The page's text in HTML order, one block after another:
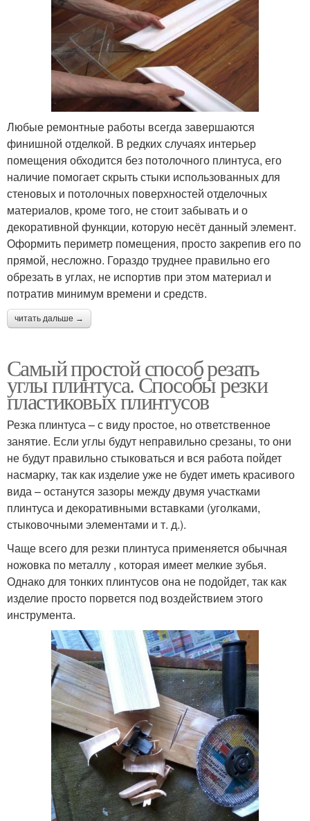
Любые ремонтные работы всегда завершаются
финишной отделкой. В редких случаях интерьер
помещения обходится без потолочного плинтуса, его
наличие помогает скрыть стыки использованных для
стеновых и потолочных поверхностей отделочных
материалов, кроме того, не стоит забывать и о
декоративной функции, которую несёт данный элемент.
Оформить периметр помещения, просто закрепив его по
прямой, несложно. Гораздо труднее правильно его
обрезать в углах, не испортив при этом материал и
потратив минимум времени и средств.
читать дальше →
Самый простой способ резать
углы плинтуса. Способы резки
пластиковых плинтусов
Резка плинтуса – с виду простое, но ответственное
занятие. Если углы будут неправильно срезаны, то они
не будут правильно стыковаться и вся работа пойдет
насмарку, так как изделие уже не будет иметь красивого
вида – останутся зазоры между двумя участками
плинтуса и декоративными вставками (уголками,
стыковочными элементами и т. д.).
Чаще всего для резки плинтуса применяется обычная
ножовка по металлу , которая имеет мелкие зубья.
Однако для тонких плинтусов она не подойдет, так как
изделие просто порвется под воздействием этого
инструмента.